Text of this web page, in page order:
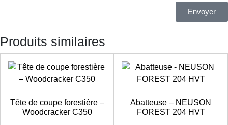
Envoyer
Produits similaires
Tête de coupe forestière –
Woodcracker C350
Abatteuse – NEUSON
FOREST 204 HVT